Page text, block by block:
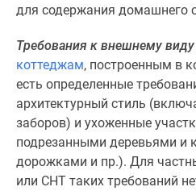
коттеджные
Коттеджные
поселки
лесу
Коттеджные
поселки
водоема
для содержания домашнего
Требования к внешнему виду
коттеджам, построенным в
есть определенные
архитектурный стиль
заборов) и ухоженные
подрезанными деревьями и
дорожками и пр.). Для
или СНТ таких требований